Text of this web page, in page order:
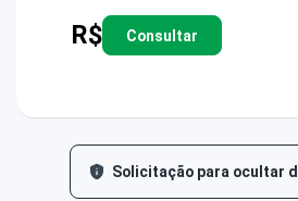
R$ Consultar
Solicitação para ocultar